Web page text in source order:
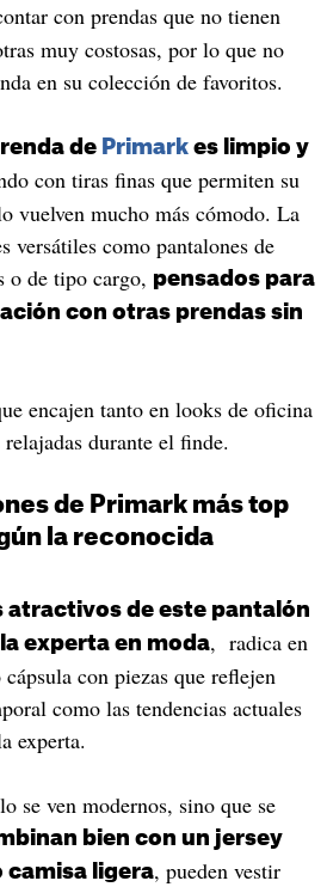
con prendas que no tienen
muy costosas, por lo que no
en su colección de favoritos.
de Primarkes limpio y
con tiras finas que permiten su
vuelven mucho más cómodo. La
versátiles como pantalones de
o de tipo cargo, pensados para
con otras prendas sin
encajen tanto en looks de oficina
durante el finde.
de Primark más top
la reconocida
atractivos de este pantalón
experta en moda, radica en
con piezas que reflejen
como las tendencias actuales
experta.
se ven modernos, sino que se
bien con un jersey
camisa ligera, pueden vestir